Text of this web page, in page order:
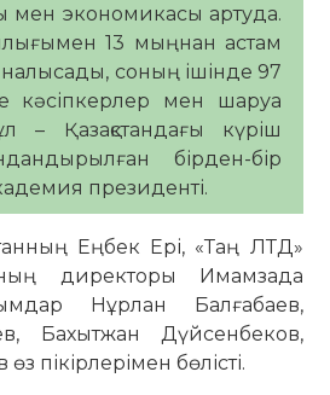
мен экономикасы артуда.
13 мыңнан астам
соның ішінде 97
кәсіпкерлер мен шаруа
– Қазақстандағы күріш
бірден-бір
президенті.
Еңбек Ері, «Таң ЛТД»
директоры Имамзада
Нұрлан Балғабаев,
Бахытжан Дүйсенбеков,
пікірлерімен бөлісті.